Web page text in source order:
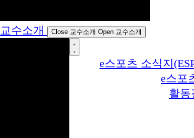
교수소개 Close 교수소개 Open 교수소개
e스포츠 소식지
e스포
활동